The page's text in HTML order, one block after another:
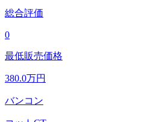
総合評価
0
最低販売価格
380.0万円
バンコン